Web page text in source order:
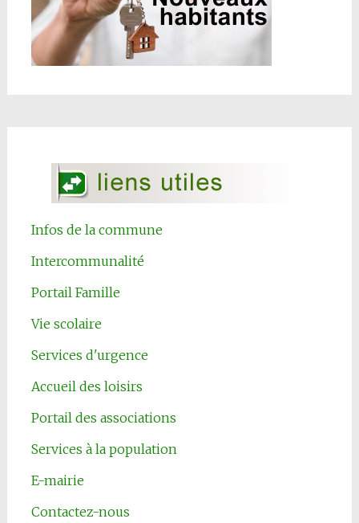
Infos de la commune
Intercommunalité
Portail Famille
Vie scolaire
Services d'urgence
Accueil des loisirs
Portail des associations
Services à la population
E-mairie
Contactez-nous